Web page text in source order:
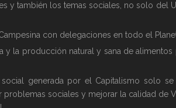
y también los temas sociales, no solo del
con delegaciones en todo el
y la producción natural y sana de
generada por el Capitalismo solo
problemas sociales y mejorar la calidad de